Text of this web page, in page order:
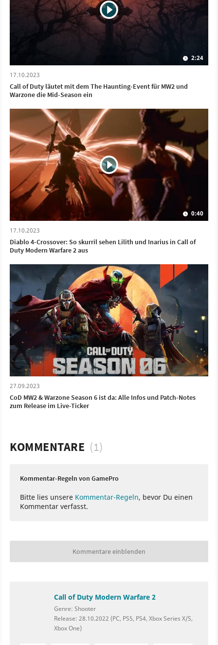
2:24
17.10.2023
Call of Duty läutet mit dem The Haunting-Event für MW2 und
Warzone die Mid-Season ein
0:40
17.10.2023
Diablo 4-Crossover: So skurril sehen Lilith und Inarius in Call of
Duty Modern Warfare 2 aus
27.09.2023
CoD MW2 & Warzone Season 6 ist da: Alle Infos und Patch-Notes
zum Release im Live-Ticker
KOMMENTARE (1)
Kommentar-Regeln von GamePro
Bitte lies unsere Kommentar-Regeln, bevor Du einen
Kommentar verfasst.
Kommentare einblenden
Call of Duty Modern Warfare 2
Genre: Shooter
Release: 28.10.2022 (PC, PS5, PS4, Xbox Series X/S,
Xbox One)